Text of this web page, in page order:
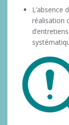
L’absence
réalisation